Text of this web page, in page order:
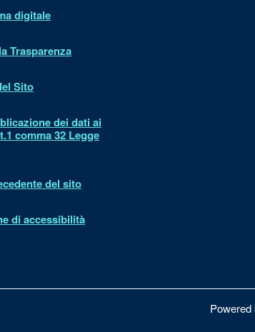
digitale
Trasparenza
Sito
dei dati ai
comma 32 Legge
del sito
di accessibilità
Powered